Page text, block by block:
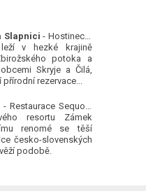
Slapnici - Hostinec a
v hezké krajině
potoka a
Skryje a Čilá,
rezervace...
- Restaurace Sequoia
resortu Zámek
renomé se těší
česko-slovenských
podobě.